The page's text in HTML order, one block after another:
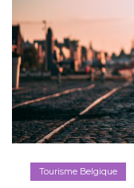
Tourisme Belgique